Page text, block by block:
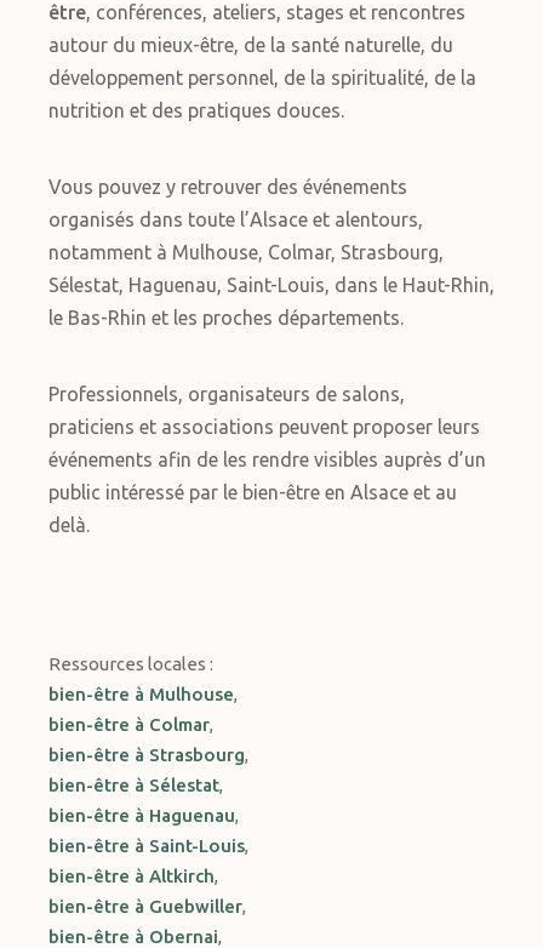
être, conférences, ateliers, stages et rencontres
autour du mieux-être, de la santé naturelle, du
développement personnel, de la spiritualité, de la
nutrition et des pratiques douces.
Vous pouvez y retrouver des événements
organisés dans toute l’Alsace et alentours,
notamment à Mulhouse, Colmar, Strasbourg,
Sélestat, Haguenau, Saint-Louis, dans le Haut-Rhin,
le Bas-Rhin et les proches départements.
Professionnels, organisateurs de salons,
praticiens et associations peuvent proposer leurs
événements afin de les rendre visibles auprès d’un
public intéressé par le bien-être en Alsace et au
delà.
Ressources locales :
bien-être à Mulhouse,
bien-être à Colmar,
bien-être à Strasbourg,
bien-être à Sélestat,
bien-être à Haguenau,
bien-être à Saint-Louis,
bien-être à Altkirch,
bien-être à Guebwiller,
bien-être à Obernai,